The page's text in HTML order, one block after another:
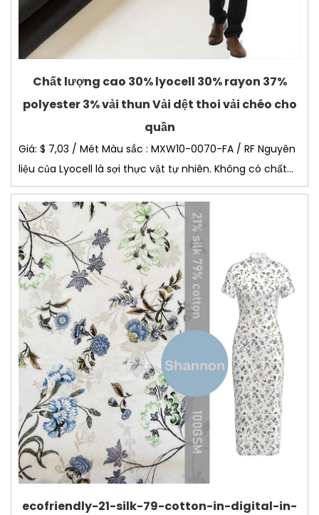
Chất lượng cao 30% lyocell 30% rayon 37%
polyester 3% vải thun Vải dệt thoi vải chéo cho
quần
Giá: $ 7,03 / Mét Màu sắc : MXW10-0070-FA / RF Nguyên
liệu của Lyocell là sợi thực vật tự nhiên. Không có chất...
ecofriendly-21-silk-79-cotton-in-digital-in-